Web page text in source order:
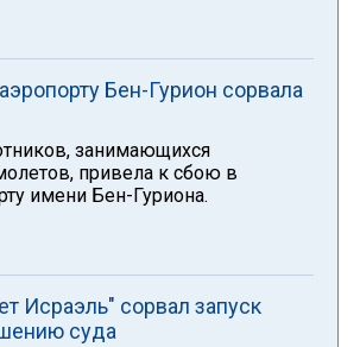
Бен-Гурион сорвала
занимающихся
привела к сбою в
имени Бен-Гуриона.
Исраэль" сорвал запуск
суда